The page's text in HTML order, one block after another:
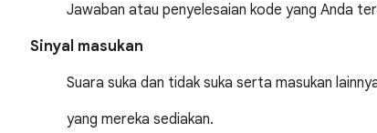
Jawaban atau penyelesaian kode yang Anda
Sinyal masukan
Suara suka dan tidak suka serta masukan
yang mereka sediakan.